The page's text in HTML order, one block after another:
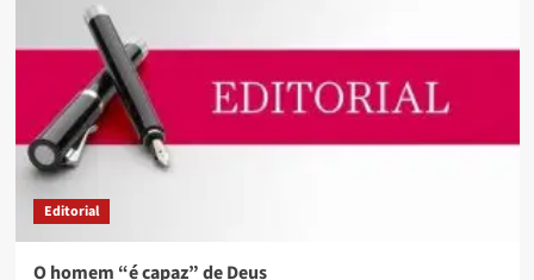
Editorial
O homem “é capaz” de Deus